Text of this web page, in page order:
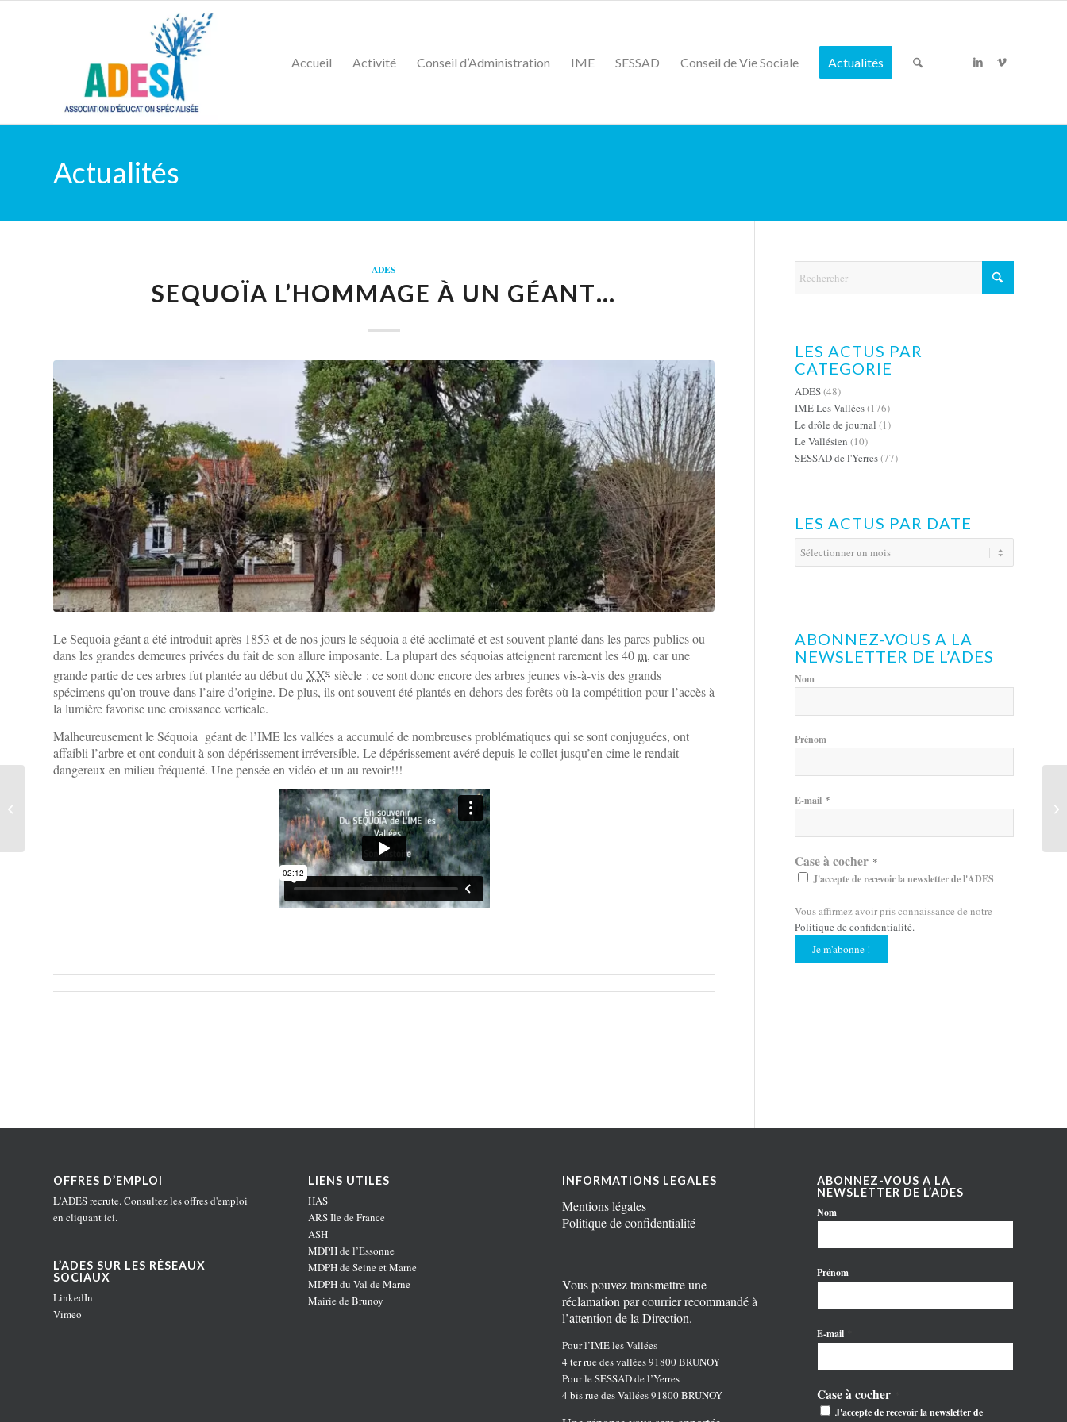
Accueil Activité Conseil d’Administration IME SESSAD Conseil de Vie Sociale Actualités
Actualités
ADES
SEQUOÏA L’HOMMAGE À UN GÉANT…
Le Sequoia géant a été introduit après 1853 et de nos jours le séquoia a été acclimaté et est souvent planté dans les parcs publics ou
dans les grandes demeures privées du fait de son allure imposante. La plupart des séquoias atteignent rarement les 40m, car une
grande partie de ces arbres fut plantée au début duXXe siècle : ce sont donc encore des arbres jeunes vis-à-vis des grands
spécimens qu’on trouve dans l’aire d’origine. De plus, ils ont souvent été plantés en dehors des forêts où la compétition pour l’accès à
la lumière favorise une croissance verticale.
Malheureusement le Séquoia géant de l’IME les vallées a accumulé de nombreuses problématiques qui se sont conjuguées, ont
affaibli l’arbre et ont conduit à son dépérissement irréversible. Le dépérissement avéré depuis le collet jusqu’en cime le rendait
dangereux en milieu fréquenté. Une pensée en vidéo et un au revoir!!!
LES ACTUS PAR
CATEGORIE
ADES(48)
IME Les Vallées(176)
Le drôle de journal (1)
Le Vallésien (10)
SESSAD de l'Yerres(77)
LES ACTUS PAR DATE
ABONNEZ-VOUS A LA
NEWSLETTER DE L’ADES
Nom
Prénom
E-mail *
Case à cocher *
J'accepte de recevoir la newsletter de l'ADES
Vous affirmez avoir pris connaissance de notre
Politique de confidentialité.
OFFRES D’EMPLOI
L'ADES recrute. Consultez les offres d'emploi
en cliquant ici.
L’ADES SUR LES RÉSEAUX
SOCIAUX
LinkedIn
Vimeo
LIENS UTILES
HAS
ARS Ile de France
ASH
MDPH de l’Essonne
MDPH de Seine et Marne
MDPH du Val de Marne
Mairie de Brunoy
INFORMATIONS LEGALES
Mentions légales
Politique de confidentialité
Vous pouvez transmettre une
réclamation par courrier recommandé à
l’attention de la Direction.
Pour l’IME les Vallées
4 ter rue des vallées 91800 BRUNOY
Pour le SESSAD de l’Yerres
4 bis rue des Vallées 91800 BRUNOY
ABONNEZ-VOUS A LA
NEWSLETTER DE L’ADES
Nom
Prénom
E-mail
Case à cocher
J'accepte de recevoir la newsletter de